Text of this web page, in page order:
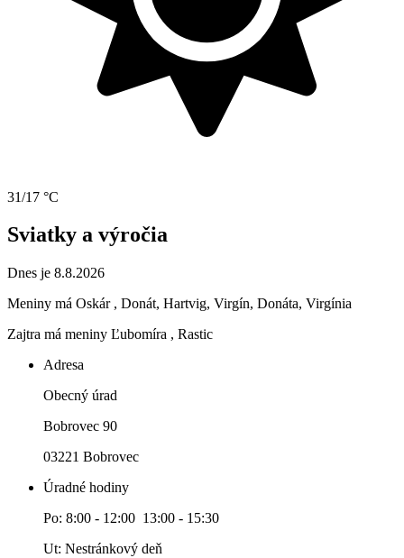
31/17 °C
Sviatky a výročia
Dnes je 8.8.2026
Meniny má Oskár , Donát, Hartvig, Virgín, Donáta, Virgínia
Zajtra má meniny Ľubomíra , Rastic
Adresa
Obecný úrad
Bobrovec 90
03221 Bobrovec
Úradné hodiny
Po: 8:00 - 12:00 13:00 - 15:30
Ut: Nestránkový deň